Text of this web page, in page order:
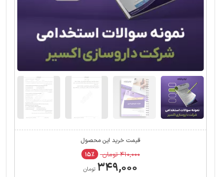
قیمت خرید این محصول
۴۱۰,۰۰۰ تومان ۱۵٪
۳۴۹,۰۰۰ تومان